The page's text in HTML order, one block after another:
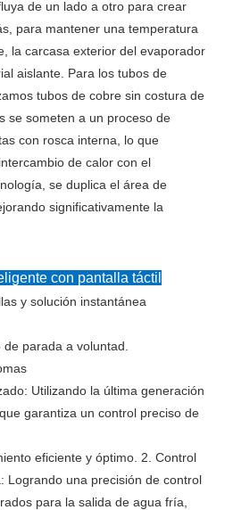
de un lado a otro para crear
para mantener una temperatura
la carcasa exterior del evaporador
aislante. Para los tubos de
tubos de cobre sin costura de
se someten a un proceso de
con rosca interna, lo que
de calor con el
se duplica el área de
significativamente la
con pantalla táctil
y solución instantánea
parada a voluntad.
Utilizando la última generación
garantiza un control preciso de
eficiente y óptimo. 2. Control
Logrando una precisión de control
para la salida de agua fría,